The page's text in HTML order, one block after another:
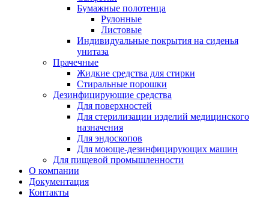
Бумажные полотенца
Рулонные
Листовые
Индивидуальные покрытия на сиденья
унитаза
Прачечные
Жидкие средства для стирки
Стиральные порошки
Дезинфицирующие средства
Для поверхностей
Для стерилизации изделий медицинского
назначения
Для эндоскопов
Для моюще-дезинфицирующих машин
Для пищевой промышленности
О компании
Документация
Контакты